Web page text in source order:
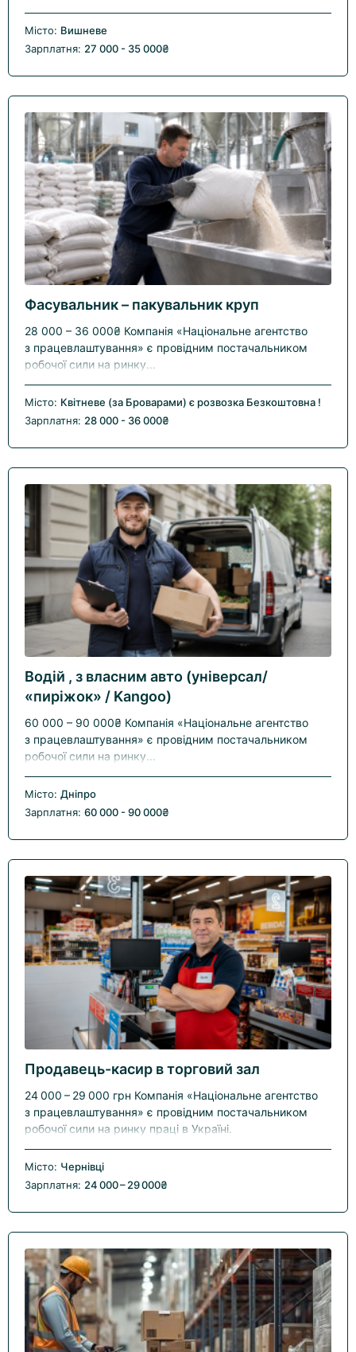
Місто: Вишневе
Зарплатня: 27 000 - 35 000₴
Фасувальник – пакувальник круп
28 000 – 36 000₴ Компанія «Національне агентство
з працевлаштування» є провідним постачальником
робочої сили на ринку...
Місто: Квітневе (за Броварами) є розвозка Безкоштовна !
Зарплатня: 28 000 - 36 000₴
Водій , з власним авто (універсал/
«пиріжок» / Kangoo)
60 000 – 90 000₴ Компанія «Національне агентство
з працевлаштування» є провідним постачальником
робочої сили на ринку...
Місто: Дніпро
Зарплатня: 60 000 - 90 000₴
Продавець-касир в торговий зал
24 000 – 29 000 грн Компанія «Національне агентство
з працевлаштування» є провідним постачальником
робочої сили на ринку праці в Україні.
Місто: Чернівці
Зарплатня: 24 000 – 29 000₴